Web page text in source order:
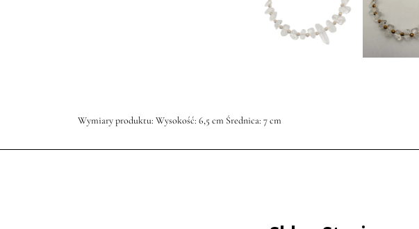
Wymiary produktu: Wysokość: 6,5 cm Średnica: 7 cm